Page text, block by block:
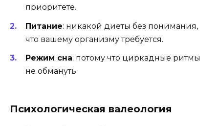
приоритете.
Питание: никакой диеты без понимания,
что вашему организму требуется.
Режим сна: потому что циркадные ритмы
не обмануть.
Психологическая валеология